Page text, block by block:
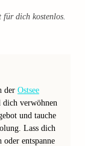
für dich kostenlos.
der Ostsee
dich verwöhnen
und tauche
Lass dich
oder entspanne